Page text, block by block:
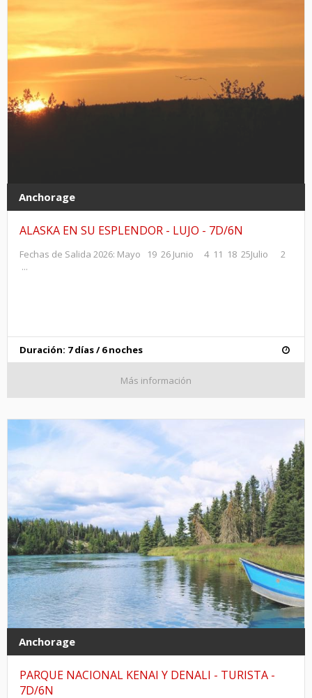
Anchorage
ALASKA EN SU ESPLENDOR - LUJO - 7D/6N
Fechas de Salida 2026: Mayo 19 26 Junio 4 11 18 25Julio 2
...
Duración: 7 días / 6 noches
Más información
Anchorage
PARQUE NACIONAL KENAI Y DENALI - TURISTA -
7D/6N